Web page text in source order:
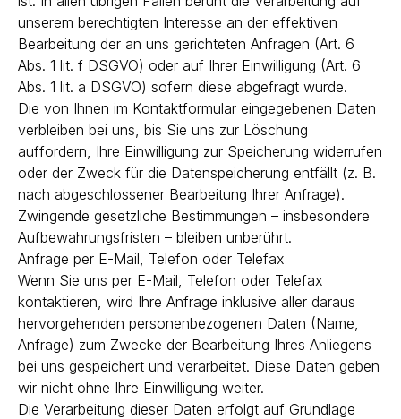
unserem berechtigten Interesse an der effektiven
Bearbeitung der an uns gerichteten Anfragen (Art. 6
Abs. 1 lit. f DSGVO) oder auf Ihrer Einwilligung (Art. 6
Abs. 1 lit. a DSGVO) sofern diese abgefragt wurde.
Die von Ihnen im Kontaktformular eingegebenen Daten
verbleiben bei uns, bis Sie uns zur Löschung
auffordern, Ihre Einwilligung zur Speicherung widerrufen
oder der Zweck für die Datenspeicherung entfällt (z. B.
nach abgeschlossener Bearbeitung Ihrer Anfrage).
Zwingende gesetzliche Bestimmungen – insbesondere
Aufbewahrungsfristen – bleiben unberührt.
Anfrage per E-Mail, Telefon oder Telefax
Wenn Sie uns per E-Mail, Telefon oder Telefax
kontaktieren, wird Ihre Anfrage inklusive aller daraus
hervorgehenden personenbezogenen Daten (Name,
Anfrage) zum Zwecke der Bearbeitung Ihres Anliegens
bei uns gespeichert und verarbeitet. Diese Daten geben
wir nicht ohne Ihre Einwilligung weiter.
Die Verarbeitung dieser Daten erfolgt auf Grundlage